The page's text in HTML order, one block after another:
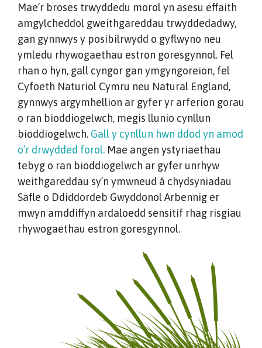
Mae’r broses trwyddedu morol yn asesu effaith
amgylcheddol gweithgareddau trwyddedadwy,
gan gynnwys y posibilrwydd o gyflwyno neu
ymledu rhywogaethau estron goresgynnol. Fel
rhan o hyn, gall cyngor gan ymgyngoreion, fel
Cyfoeth Naturiol Cymru neu Natural England,
gynnwys argymhellion ar gyfer yr arferion gorau
o ran bioddiogelwch, megis llunio cynllun
bioddiogelwch. Gall y cynllun hwn ddod yn amod
o’r drwydded forol. Mae angen ystyriaethau
tebyg o ran bioddiogelwch ar gyfer unrhyw
weithgareddau sy’n ymwneud â chydsyniadau
Safle o Ddiddordeb Gwyddonol Arbennig er
mwyn amddiffyn ardaloedd sensitif rhag risgiau
rhywogaethau estron goresgynnol.